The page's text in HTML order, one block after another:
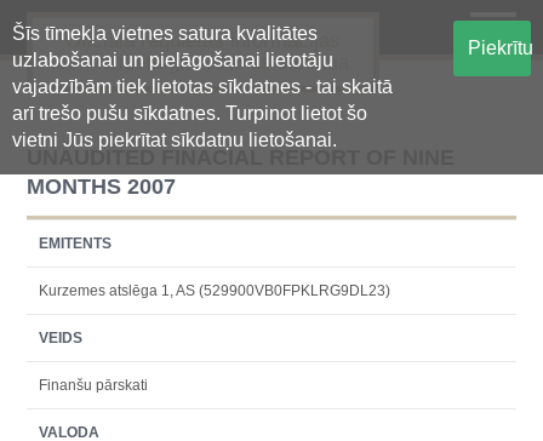
Šīs tīmekļa vietnes satura kvalitātes
uzlabošanai un pielāgošanai lietotāju
vajadzībām tiek lietotas sīkdatnes - tai skaitā
arī trešo pušu sīkdatnes. Turpinot lietot šo
vietni Jūs piekrītat sīkdatņu lietošanai.
Piekrītu
Oficiālā regulētās informācijas
centralizētā glabāšanas sistēma
UNAUDITED FINACIAL REPORT OF NINE
MONTHS 2007
EMITENTS
Kurzemes atslēga 1, AS (529900VB0FPKLRG9DL23)
VEIDS
Finanšu pārskati
VALODA